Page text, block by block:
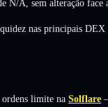
N/A sem alteração face
nas principais
limite na Solflare